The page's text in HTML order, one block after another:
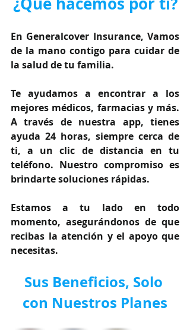
En Generalcover Insurance, Vamos
de la mano contigo para cuidar de
la salud de tu familia.
Te ayudamos a encontrar a los
mejores médicos, farmacias y más.
A través de nuestra app, tienes
ayuda 24 horas, siempre cerca de
ti, a un clic de distancia en tu
teléfono. Nuestro compromiso es
brindarte soluciones rápidas.
Estamos a tu lado en todo
momento, asegurándonos de que
recibas la atención y el apoyo que
necesitas.
Sus Beneficios, Solo
con Nuestros Planes